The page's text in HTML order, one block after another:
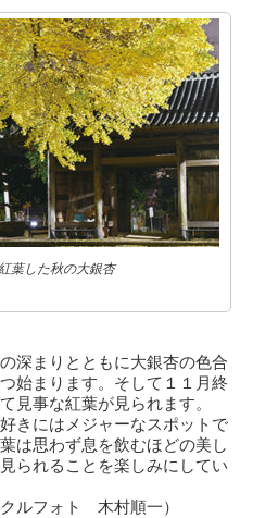
葉した秋の大銀杏
深まりとともに大銀杏の色合
始まります。そして１１月終
見事な紅葉が見られます。
きにはメジャーなスポットで
は思わず息を飲むほどの美し
られることを楽しみにしてい
ルフォト 木村順一）